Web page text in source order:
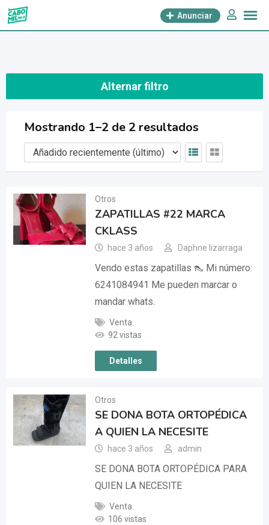
saltar
Anunciar
Alternar filtro
Mostrando 1–2 de 2 resultados
Otros
ZAPATILLAS #22 MARCA
CKLASS
hace 3 años Daphne lizarraga
Vendo estas zapatillas 👠 Mi número:
6241084941 Me pueden marcar o
mandar whats.
Venta
92 vistas
Detalles
Otros
SE DONA BOTA ORTOPÉDICA
A QUIEN LA NECESITE
hace 3 años admin
SE DONA BOTA ORTOPÉDICA PARA
QUIEN LA NECESITE
Venta
106 vistas